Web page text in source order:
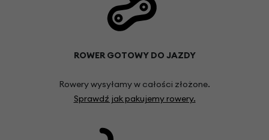
ROWER GOTOWY DO JAZDY
Rowery wysyłamy w całości złożone.
Sprawdź jak pakujemy rowery.